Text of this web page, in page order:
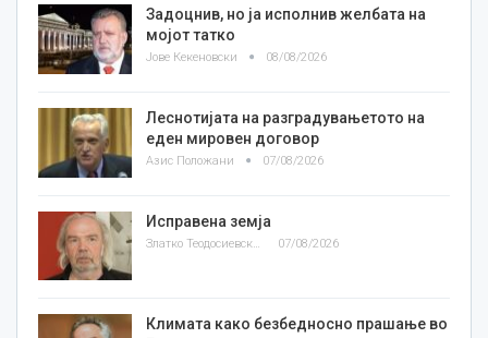
Задоцнив, но ја исполнив желбата на
мојот татко
Јове Кекеновски 08/08/2026
Леснотијата на разградувањетото на
еден мировен договор
Азис Положани 07/08/2026
Исправена земја
Златко Теодосиевски 07/08/2026
Климата како безбедносно прашање во